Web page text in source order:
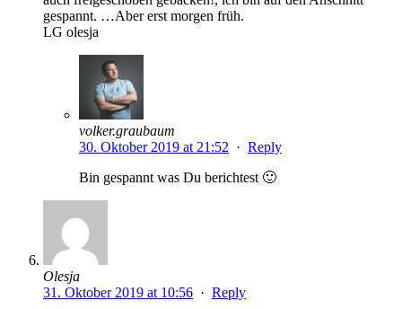
gespannt. …Aber erst morgen früh.
LG olesja
volker.graubaum
30. Oktober 2019 at 21:52 · Reply
Bin gespannt was Du berichtest 🙂
Olesja
31. Oktober 2019 at 10:56 · Reply